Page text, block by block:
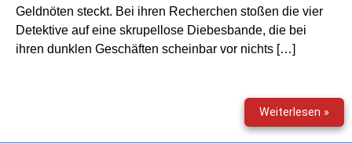
Geldnöten steckt. Bei ihren Recherchen stoßen die vier
Detektive auf eine skrupellose Diebesbande, die bei
ihren dunklen Geschäften scheinbar vor nichts […]
Weiterlesen »